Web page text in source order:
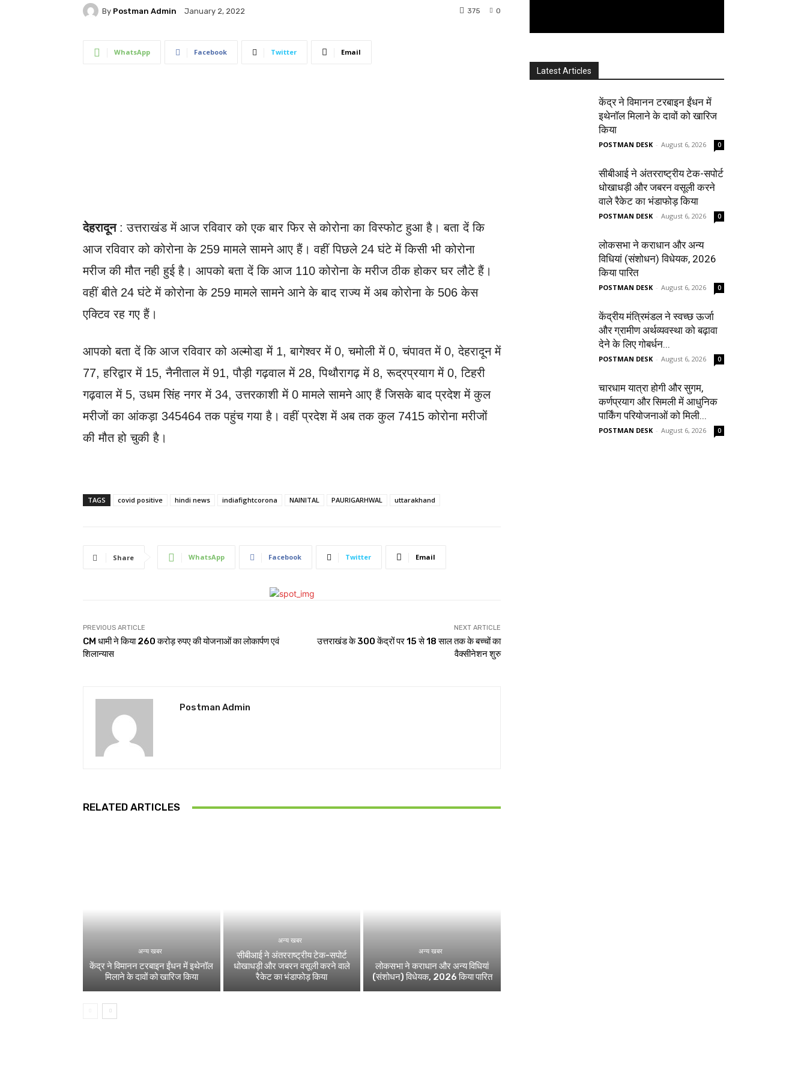
By Postman Admin January 2, 2022 0
375
WhatsApp Facebook Twitter Email
देहरादून: उत्तराखंड में आज रविवार को एक बार फिर से कोरोना का विस्फोट हुआ है। बता दें कि
आज रविवार को कोरोना के 259 मामले सामने आए हैं। वहीं पिछले 24 घंटे में किसी भी कोरोना
मरीज की मौत नही हुई है। आपको बता दें कि आज 110 कोरोना के मरीज ठीक होकर घर लौटे हैं।
वहीं बीते 24 घंटे में कोरोना के 259 मामले सामने आने के बाद राज्य में अब कोरोना के 506 केस
एक्टिव रह गए हैं।
आपको बता दें कि आज रविवार को अल्मोडा़ में 1, बागेश्वर में 0, चमोली में 0, चंपावत में 0, देहरादून में
77, हरिद्वार में 15, नैनीताल में 91, पौड़ी गढ़वाल में 28, पिथौरागढ़ में 8, रूद्रप्रयाग में 0, टिहरी
गढ़वाल में 5, उधम सिंह नगर में 34, उत्तरकाशी में 0 मामले सामने आए हैं जिसके बाद प्रदेश में कुल
मरीजों का आंकड़ा 345464 तक पहुंच गया है। वहीं प्रदेश में अब तक कुल 7415 कोरोना मरीजों
की मौत हो चुकी है।
TAGS covid positive hindi news indiafightcorona NAINITAL PAURIGARHWAL uttarakhand
Share WhatsApp Facebook Twitter Email
PREVIOUS ARTICLE
CM धामी ने किया 260 करोड़ रुपए की योजनाओं का लोकार्पण एवं
शिलान्यास
NEXT ARTICLE
उत्तराखंड के 300 केंद्रों पर 15 से 18 साल तक के बच्चों का
वैक्सीनेशन शुरु
Postman Admin
RELATED ARTICLES
अन्य खबर
केंद्र ने विमानन टरबाइन ईंधन में इथेनॉल
मिलाने के दावों को खारिज किया
अन्य खबर
सीबीआई ने अंतरराष्ट्रीय टेक-सपोर्ट
धोखाधड़ी और जबरन वसूली करने वाले
रैकेट का भंडाफोड़ किया
अन्य खबर
लोकसभा ने कराधान और अन्य विधियां
(संशोधन) विधेयक, 2026 किया पारित
Latest Articles
केंद्र ने विमानन टरबाइन ईंधन में
इथेनॉल मिलाने के दावों को खारिज
किया
POSTMAN DESK - August 6, 2026 0
सीबीआई ने अंतरराष्ट्रीय टेक-सपोर्ट
धोखाधड़ी और जबरन वसूली करने
वाले रैकेट का भंडाफोड़ किया
POSTMAN DESK - August 6, 2026 0
लोकसभा ने कराधान और अन्य
विधियां (संशोधन) विधेयक, 2026
किया पारित
POSTMAN DESK - August 6, 2026 0
केंद्रीय मंत्रिमंडल ने स्वच्छ ऊर्जा
और ग्रामीण अर्थव्यवस्था को बढ़ावा
देने के लिए गोबर्धन...
POSTMAN DESK - August 6, 2026 0
चारधाम यात्रा होगी और सुगम,
कर्णप्रयाग और सिमली में आधुनिक
पार्किंग परियोजनाओं को मिली...
POSTMAN DESK - August 6, 2026 0